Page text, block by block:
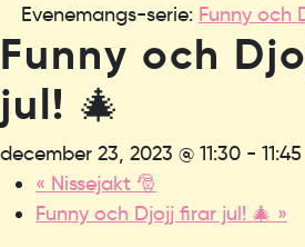
Evenemangs-serie: Funny och
Funny och
jul! 🎄
december 23, 2023 @ 11:30 - 11:45
« Nissejakt 🎅
Funny och Djojj firar jul! 🎄 »